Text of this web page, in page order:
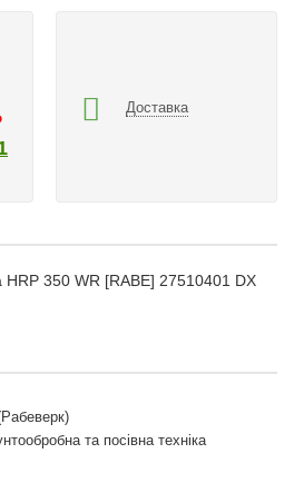
Доставка
HRP 350 WR [RABE] 27510401 DX
та посівна техніка